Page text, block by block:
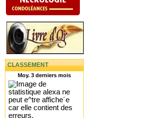
CLASSEMENT
Moy. 3 derniers mois